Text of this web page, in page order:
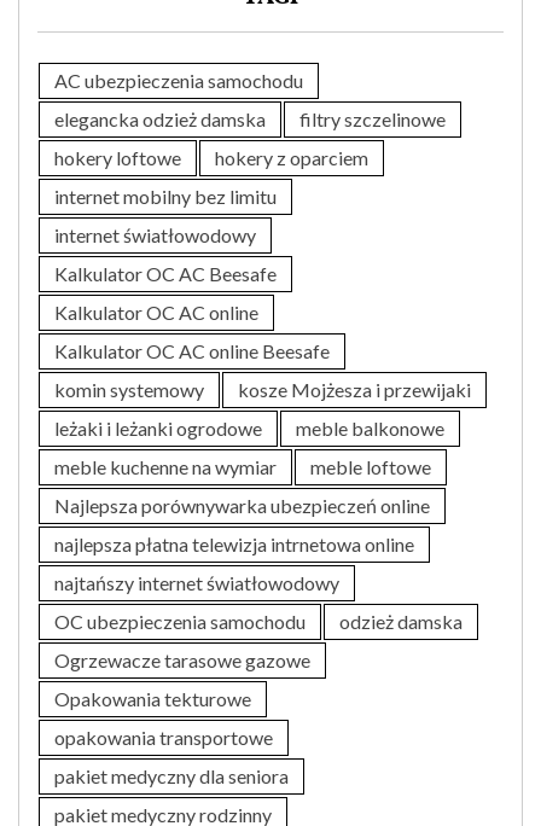
AC ubezpieczenia samochodu
elegancka odzież damska
filtry szczelinowe
hokery loftowe
hokery z oparciem
internet mobilny bez limitu
internet światłowodowy
Kalkulator OC AC Beesafe
Kalkulator OC AC online
Kalkulator OC AC online Beesafe
komin systemowy
kosze Mojżesza i przewijaki
leżaki i leżanki ogrodowe
meble balkonowe
meble kuchenne na wymiar
meble loftowe
Najlepsza porównywarka ubezpieczeń online
najlepsza płatna telewizja intrnetowa online
najtańszy internet światłowodowy
OC ubezpieczenia samochodu
odzież damska
Ogrzewacze tarasowe gazowe
Opakowania tekturowe
opakowania transportowe
pakiet medyczny dla seniora
pakiet medyczny rodzinny